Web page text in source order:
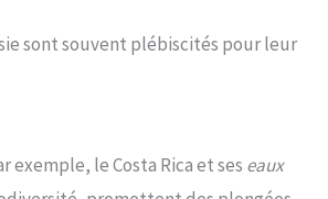
sont souvent plébiscités pour leur
exemple, le Costa Rica et ses eaux